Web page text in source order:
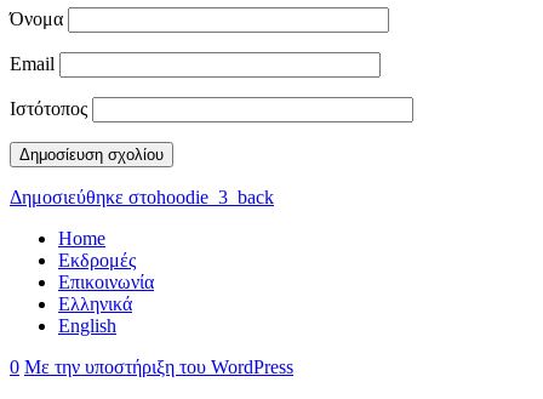
Όνομα
Email
Ιστότοπος
Πλοήγηση
άρθρων
Δημοσιεύθηκε στοhoodie_3_back
Home
Εκδρομές
Επικοινωνία
Ελληνικά
English
0 Με την υποστήριξη του WordPress